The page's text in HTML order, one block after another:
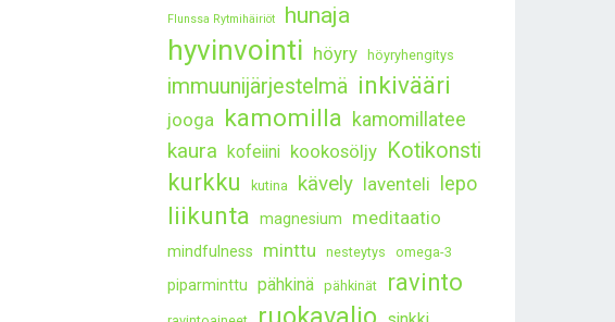
Flunssa Rytmihäiriöt hunaja
hyvinvointi höyry höyryhengitys
immuunijärjestelmä inkivääri
jooga kamomilla kamomillatee
kaura kofeiini kookosöljy Kotikonsti
kurkku kutina kävely laventeli lepo
liikunta magnesium meditaatio
mindfulness minttu nesteytys omega-3
piparminttu pähkinä pähkinät ravinto